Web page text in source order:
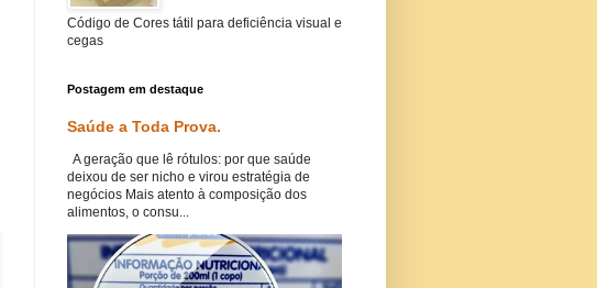
Código de Cores tátil para deficiência visual e
cegas
Postagem em destaque
Saúde a Toda Prova.
A geração que lê rótulos: por que saúde
deixou de ser nicho e virou estratégia de
negócios Mais atento à composição dos
alimentos, o consu...